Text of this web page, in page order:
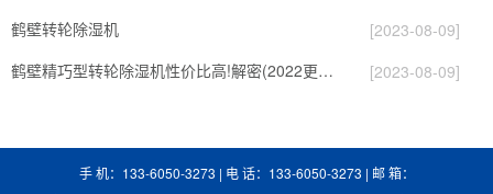
鹤壁转轮除湿机
[2023-08-09]
鹤壁精巧型转轮除湿机性价比高!解密(2022更新成功)(今日／点赞)
[2023-08-09]
手 机：133-6050-3273 | 电 话：133-6050-3273 | 邮 箱：